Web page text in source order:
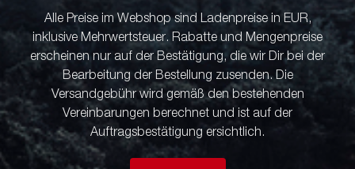
Alle Preise im Webshop sind Ladenpreise in EUR,
inklusive Mehrwertsteuer. Rabatte und Mengenpreise
erscheinen nur auf der Bestätigung, die wir Dir bei der
Bearbeitung der Bestellung zusenden. Die
Versandgebühr wird gemäß den bestehenden
Vereinbarungen berechnet und ist auf der
Auftragsbestätigung ersichtlich.